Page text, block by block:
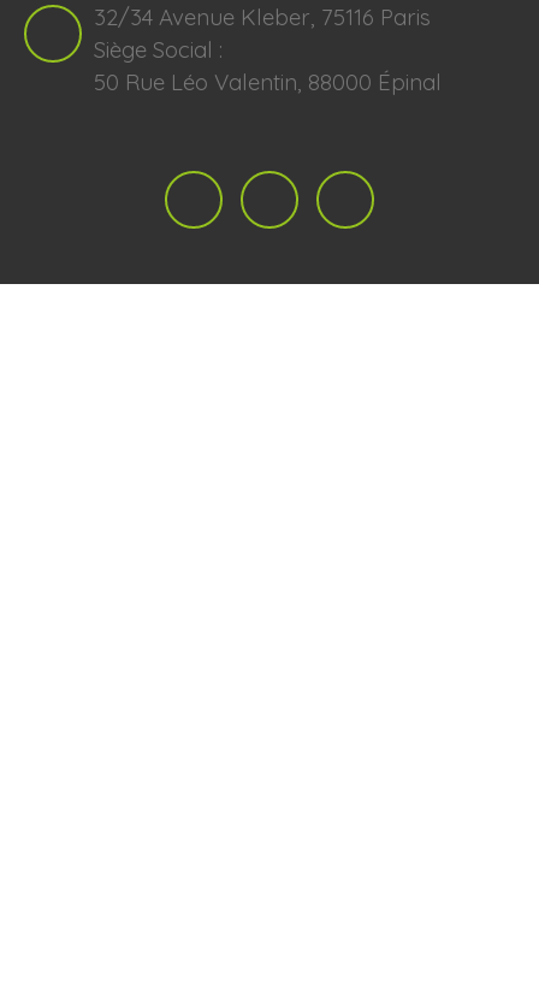
32/34 Avenue Kleber, 75116 Paris
Siège Social :
50 Rue Léo Valentin, 88000 Épinal